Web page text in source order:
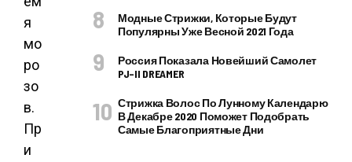
я
мо
ро
зо
в.
Пр
и
Модные Стрижки, Которые Будут
Популярны Уже Весной 2021 Года
Россия Показала Новейший Самолет
PJ–II DREAMER
Стрижка Волос По Лунному Календарю
В Декабре 2020 Поможет Подобрать
Самые Благоприятные Дни